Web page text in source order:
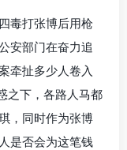
毒打张博后用枪
安部门在奋力追
牵扯多少人卷入
之下，各路人马都
，同时作为张博
是否会为这笔钱